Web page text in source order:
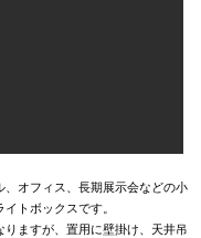
、オフィス、長期展示会などの小
トボックスです。
ますが、置用に壁掛け、天井吊